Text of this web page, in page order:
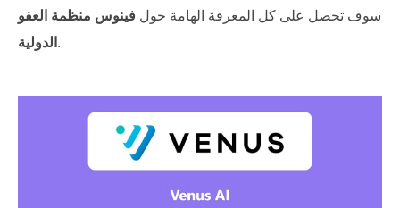
سوف تحصل على كل المعرفة الهامة حول فينوس منظمة العفو
الدولية.